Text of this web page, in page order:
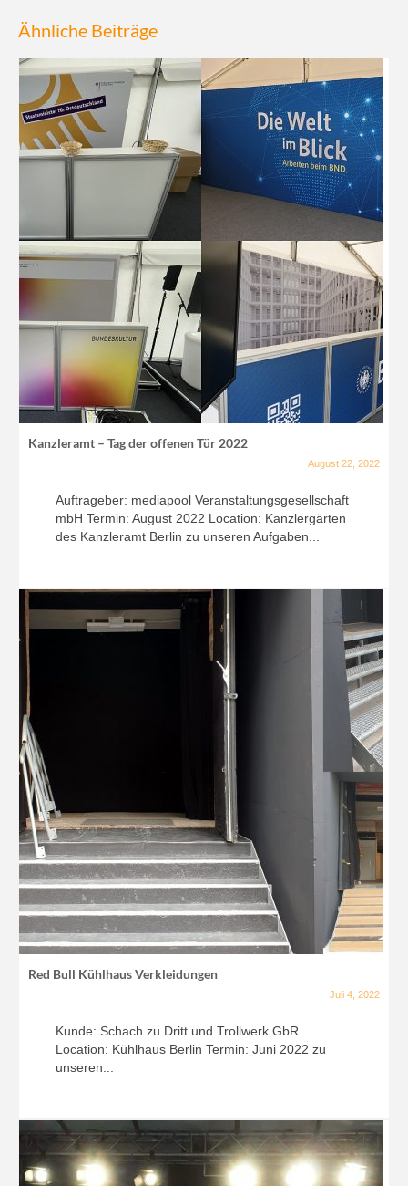
Ähnliche Beiträge
Kanzleramt – Tag der offenen Tür 2022
August 22, 2022
Auftrageber: mediapool Veranstaltungsgesellschaft
mbH Termin: August 2022 Location: Kanzlergärten
des Kanzleramt Berlin zu unseren Aufgaben...
Red Bull Kühlhaus Verkleidungen
Juli 4, 2022
Kunde: Schach zu Dritt und Trollwerk GbR
Location: Kühlhaus Berlin Termin: Juni 2022 zu
unseren...